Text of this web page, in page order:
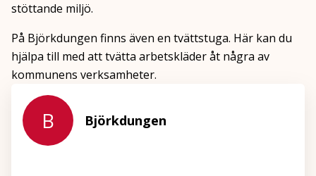
stöttande miljö.
På Björkdungen finns även en tvättstuga. Här kan du
hjälpa till med att tvätta arbetskläder åt några av
kommunens verksamheter.
B Björkdungen